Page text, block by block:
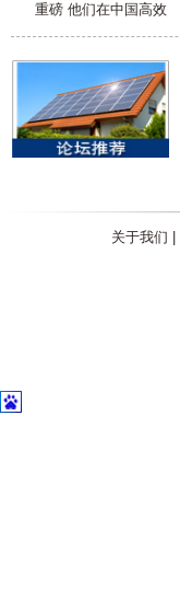
重磅 他们在中国高效
关于我们